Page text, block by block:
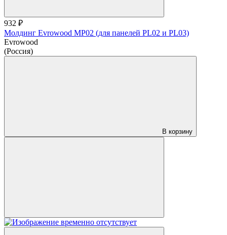
932 ₽
Молдинг Evrowood MP02 (для панелей PL02 и PL03)
Evrowood
(Россия)
В корзину